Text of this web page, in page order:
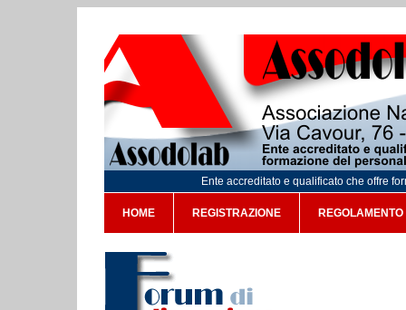
Ente accreditato e qualificato che offre
HOME REGISTRAZIONE REGOLAMENTO